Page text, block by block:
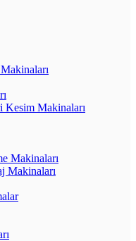
Kesim Makinaları
Makinaları
Makinaları